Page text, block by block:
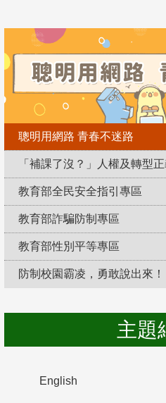
聰明用網路 青春不迷路
「補課了沒？」人權及轉型
教育部全民安全指引專區
教育部詐騙防制專區
教育部性別平等專區
防制校園霸凌，勇敢說出來！
主題
English